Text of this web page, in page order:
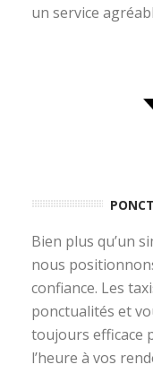
un service
Bien plus qu’un
nous
confiance. Les
ponctualités et
toujours efficace
l’heure à vos